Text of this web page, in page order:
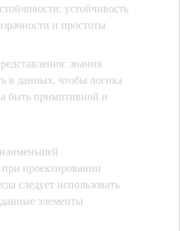
устойчивость
и простоты
знания
в данных, чтобы логика
быть примитивной и
проектировании
следует использовать
элементы